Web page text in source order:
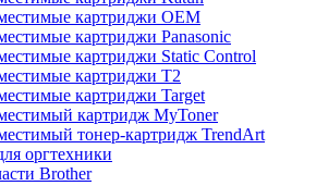
картриджи OEM
картриджи Panasonic
картриджи Static Control
картриджи T2
картриджи Target
картридж MyToner
тонер-картридж TrendArt
оргтехники
Brother